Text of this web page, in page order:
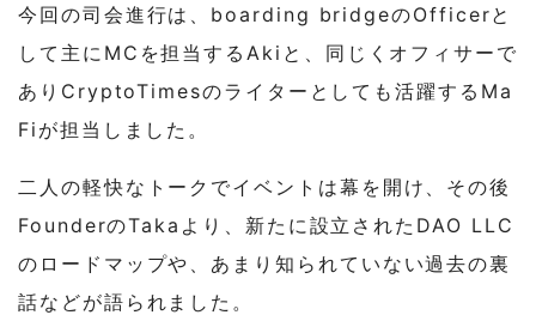
今回の司会進行は、boarding bridgeのOfficerと
して主にMCを担当するAkiと、同じくオフィサーで
ありCryptoTimesのライターとしても活躍するMa
Fiが担当しました。
二人の軽快なトークでイベントは幕を開け、その後
FounderのTakaより、新たに設立されたDAO LLC
のロードマップや、あまり知られていない過去の裏
話などが語られました。